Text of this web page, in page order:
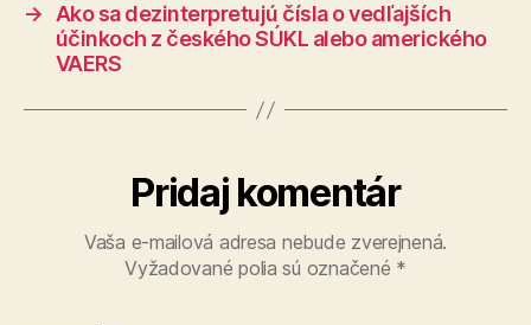
→
Ako sa dezinterpretujú čísla o vedľajších
účinkoch z českého SÚKL alebo amerického
VAERS
Pridaj komentár
Vaša e-mailová adresa nebude zverejnená.
Vyžadované polia sú označené *